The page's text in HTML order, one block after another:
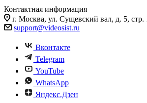
Контактная информация
г. Москва, ул. Сущевский вал, д. 5, стр.
support@videosist.ru
Вконтакте
Telegram
YouTube
WhatsApp
Яндекс.Дзен